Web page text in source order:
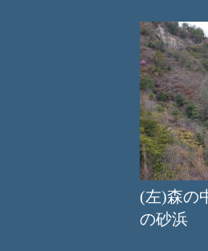
(左)森
の砂浜